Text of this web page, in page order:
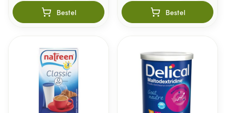
Bestel Bestel